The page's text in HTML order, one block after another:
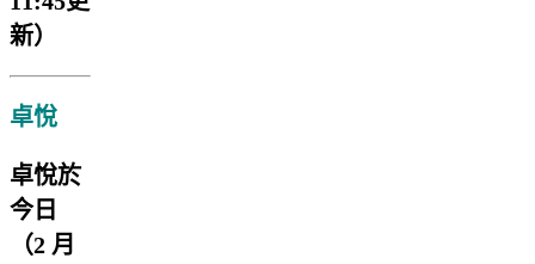
新）
卓悅
卓悅於
今日
（2 月